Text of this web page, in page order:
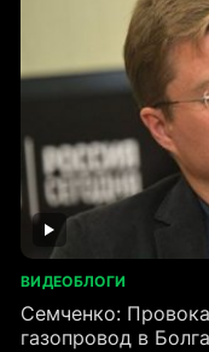
ВИДЕОБЛОГИ
Семченко:
газопровод в